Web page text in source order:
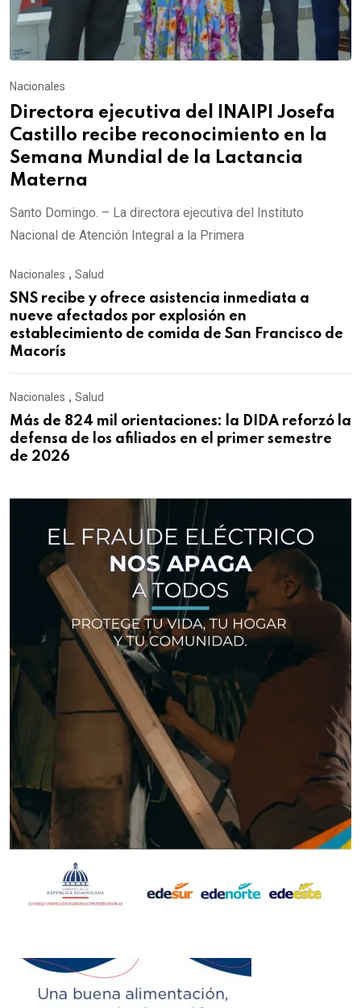
Nacionales
Directora ejecutiva del INAIPI Josefa
Castillo recibe reconocimiento en la
Semana Mundial de la Lactancia
Materna
Santo Domingo. – La directora ejecutiva del Instituto
Nacional de Atención Integral a la Primera
Nacionales , Salud
SNS recibe y ofrece asistencia inmediata a
nueve afectados por explosión en
establecimiento de comida de San Francisco de
Macorís
Nacionales , Salud
Más de 824 mil orientaciones: la DIDA reforzó la
defensa de los afiliados en el primer semestre
de 2026